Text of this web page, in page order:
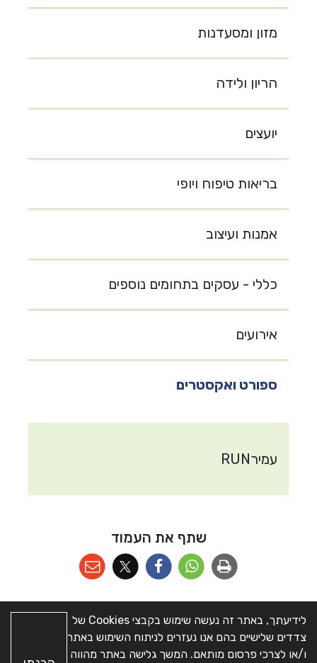
מזון ומסעדנות
הריון ולידה
יועצים
בריאות טיפוח ויופי
אמנות ועיצוב
כללי - עסקים בתחומים נוספים
אירועים
ספורט ואקסטרים
עמירRUN
שתף את העמוד
מפת האתר | הצהרת כל הזכויות שמורות © מועצה
לידיעתך, באתר זה נעשה שימוש בקבצי Cookies של
צדדים שלישיים בהם אנו נעזרים לניתוח השימוש באתר
ו/או לצרכי פרסום מותאם. המשך גלישה באתר מהווה